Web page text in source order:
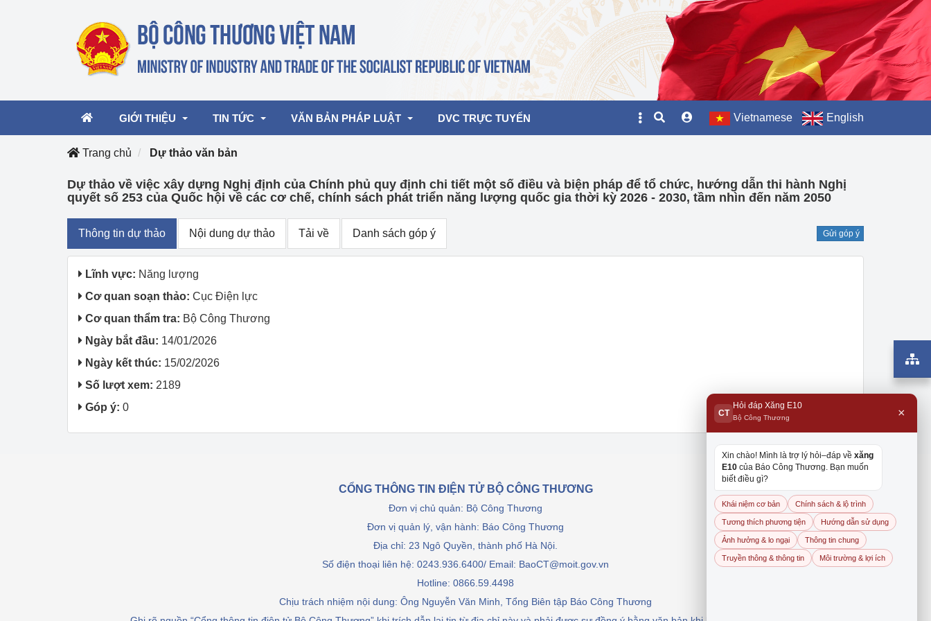
GIỚI THIỆU
Lãnh đạo Bộ
TIN TỨC
Hoạt động
Hoạt động của lãnh đạo Đảng, Nhà
nước
Hoạt động của Lãnh đạo Bộ
Hoạt động của các đơn vị
mại, Dịch vụ Việt Nam 2026
Công Thương 57
Hoạt động của Bộ trưởng
Công Thương - Công luận
Tổ chức kiểm định kỹ thuật an toàn lao
động thuộc thẩm quyền quản lý của
Bộ Công Thương
Tổ chức được cấp GCN đăng ký, hoạt
làm việc ở môi trường không có nguy
hiểm khí, bụi nổ
Tái cơ cấu ngành Công Thương
Sử dụng năng lượng tiết kiệm và
Hiệu quả năng lượng
VĂN BẢN PHÁP LUẬT
Văn bản pháp quy
DVC TRỰC TUYẾN Vietnamese English
Trang chủ Dự thảo văn bản
Dự thảo về việc xây dựng Nghị định của Chính phủ quy định chi tiết một số điều và biện pháp để tổ chức, hướng dẫn thi hành Nghị
quyết số 253 của Quốc hội về các cơ chế, chính sách phát triển năng lượng quốc gia thời kỳ 2026 - 2030, tầm nhìn đến năm 2050
Thông tin dự thảo Nội dung dự thảo Tải về Danh sách góp ý
Lĩnh vực: Năng lượng
Cơ quan soạn thảo: Cục Điện lực
Cơ quan thẩm tra: Bộ Công Thương
Ngày bắt đầu: 14/01/2026
Ngày kết thúc: 15/02/2026
Số lượt xem: 2189
Góp ý: 0
Gửi góp ý
CỔNG THÔNG TIN ĐIỆN TỬ BỘ CÔNG THƯƠNG
Đơn vị chủ quản: Bộ Công Thương
Đơn vị quản lý, vận hành: Báo Công Thương
Địa chỉ: 23 Ngô Quyền, thành phố Hà Nội.
Số điện thoại liên hệ: 0243.936.6400/ Email: BaoCT@moit.gov.vn
Hotline: 0866.59.4498
Chịu trách nhiệm nội dung: Ông Nguyễn Văn Minh, Tổng Biên tập Báo Công Thương
CT
Hỏi đáp Xăng E10
Bộ Công Thương ×
Xin chào! Mình là trợ lý hỏi–đáp về xăng
E10 của Báo Công Thương. Bạn muốn
biết điều gì?
Khái niệm cơ bản Chính sách & lộ trình
Tương thích phương tiện Hướng dẫn sử dụng
Ảnh hưởng & lo ngại Thông tin chung
Truyền thông & thông tin Môi trường & lợi ích